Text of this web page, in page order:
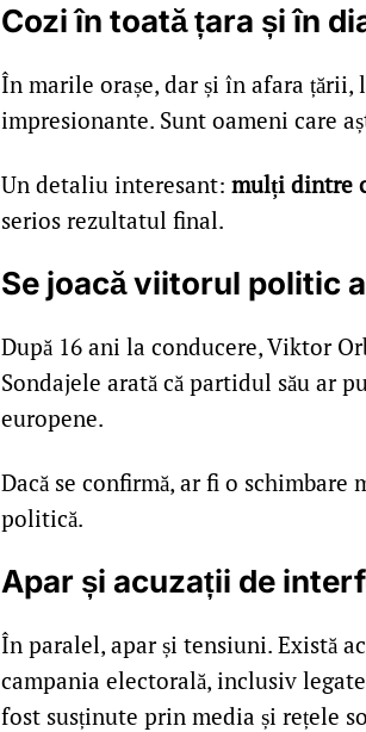
Cozi în toată țara și în
În marile orașe, dar și în afara țării,
impresionante. Sunt oameni care
Un detaliu interesant: mulți dintre
serios rezultatul final.
Se joacă viitorul politic
După 16 ani la conducere, Viktor
Sondajele arată că partidul său ar
europene.
Dacă se confirmă, ar fi o
politică.
Apar și acuzații de
În paralel, apar și tensiuni. Există
campania electorală, inclusiv
fost susținute prin media și rețele